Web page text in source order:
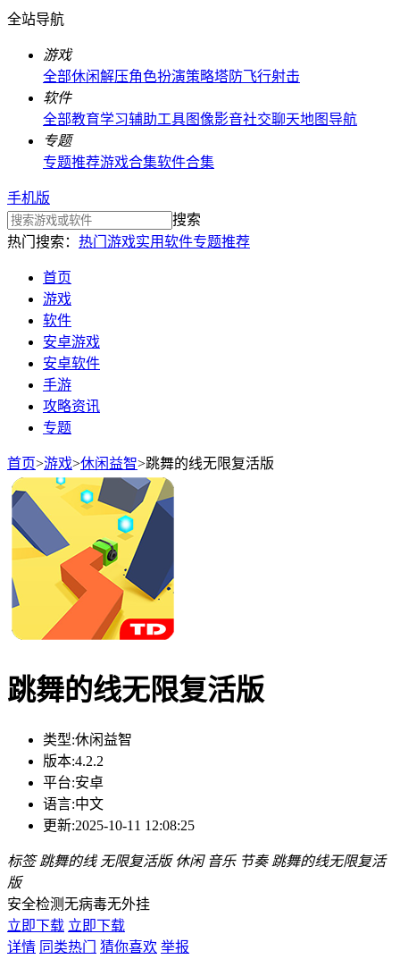
全站导航
游戏
全部休闲解压角色扮演策略塔防飞行射击
软件
全部教育学习辅助工具图像影音社交聊天地图导航
专题
专题推荐游戏合集软件合集
手机版
搜索
热门搜索： 热门游戏实用软件专题推荐
首页
游戏
软件
安卓游戏
安卓软件
手游
攻略资讯
专题
首页>游戏>休闲益智>跳舞的线无限复活版
跳舞的线无限复活版
类型:休闲益智
版本:4.2.2
平台:安卓
语言:中文
更新:2025-10-11 12:08:25
标签 跳舞的线 无限复活版 休闲 音乐 节奏 跳舞的线无限复活
版
安全检测无病毒无外挂
立即下载 立即下载
详情 同类热门 猜你喜欢 举报